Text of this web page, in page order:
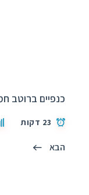
כנפיים ברוטב
23 דקות
הבא